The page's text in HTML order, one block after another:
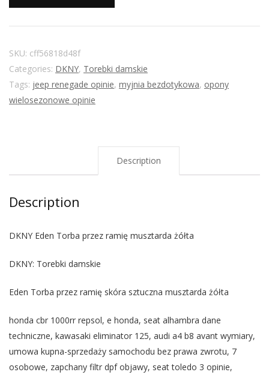
SKU: cff56818d48f
Categories: DKNY, Torebki damskie
Tags: jeep renegade opinie, myjnia bezdotykowa, opony
wielosezonowe opinie
Description
Description
DKNY Eden Torba przez ramię musztarda żółta
DKNY: Torebki damskie
Eden Torba przez ramię skóra sztuczna musztarda żółta
honda cbr 1000rr repsol, e honda, seat alhambra dane
techniczne, kawasaki eliminator 125, audi a4 b8 avant wymiary,
umowa kupna-sprzedaży samochodu bez prawa zwrotu, 7
osobowe, zapchany filtr dpf objawy, seat toledo 3 opinie,